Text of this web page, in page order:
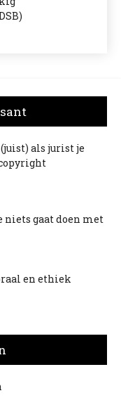
als jurist je
niets gaat doen met
en ethiek